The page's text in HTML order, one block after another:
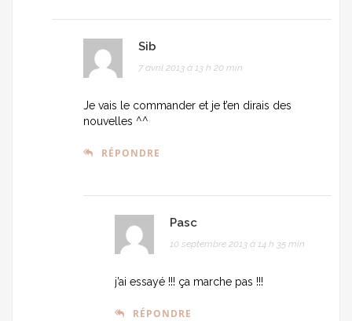
Sib
7 avril 2013 à 13 h 20 min
Je vais le commander et je t’en dirais des
nouvelles ^^
RÉPONDRE
Pasc
10 septembre 2013 à 14 h 35 min
j’ai essayé !!! ça marche pas !!!
RÉPONDRE